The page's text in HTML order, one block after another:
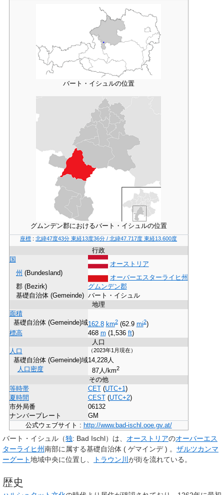
バート・イシュルの位置
グムンデン郡におけるバート・イシュルの位置
座標 :北緯47度43分 東経13度36分 /北緯47.717度 東経13.600度
行政
国
オーストリア
州 (Bundesland)
オーバーエスターライヒ州
郡 (Bezirk)
グムンデン郡
基礎自治体 (Gemeinde) バート・イシュル
地理
面積
基礎自治体 (Gemeinde)域162.8 km2(62.9 mi2)
標高
468 m (1,536 ft)
人口
人口
（2023年1月現在）
基礎自治体 (Gemeinde)域14,228人
人口密度
87人/km2
その他
等時帯
CET (UTC+1)
夏時間
CEST (UTC+2)
市外局番
06132
ナンバープレート
GM
公式ウェブサイト : http://www.bad-ischl.ooe.gv.at/
バート・イシュル （独: Bad Ischl）は、 オーストリアのオーバーエス
ターライヒ州南部に属する基礎自治体 ( ゲマインデ ) 。 ザルツカンマ
ーグート地域中央に位置し、 トラウン川 が街を流れている。
歴史